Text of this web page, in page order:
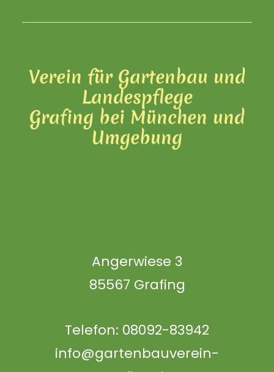
Verein für Gartenbau und
Landespflege
Grafing bei München und
Umgebung
Angerwiese 3
85567 Grafing
Telefon: 08092-83942
info@gartenbauverein-